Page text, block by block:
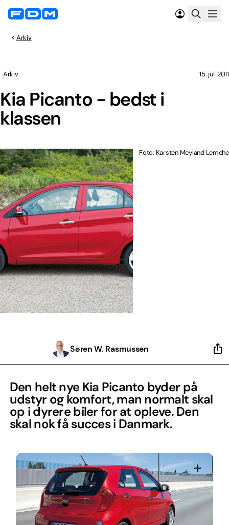
Arkiv
Kia Picanto - bedst i
klassen
Arkiv 15. juli 2011
Foto: Karsten Meyland Lemche
Søren W. Rasmussen
Den helt nye Kia Picanto byder på
udstyr og komfort, man normalt skal
op i dyrere biler for at opleve. Den
skal nok få succes i Danmark.